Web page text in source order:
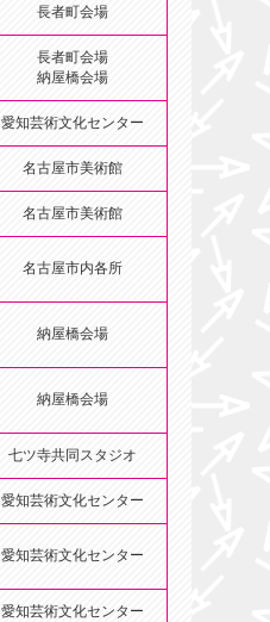
長者町会場
長者町会場
納屋橋会場
愛知芸術文化センター
名古屋市美術館
名古屋市美術館
名古屋市内各所
納屋橋会場
納屋橋会場
七ツ寺共同スタジオ
愛知芸術文化センター
愛知芸術文化センター
愛知芸術文化センター